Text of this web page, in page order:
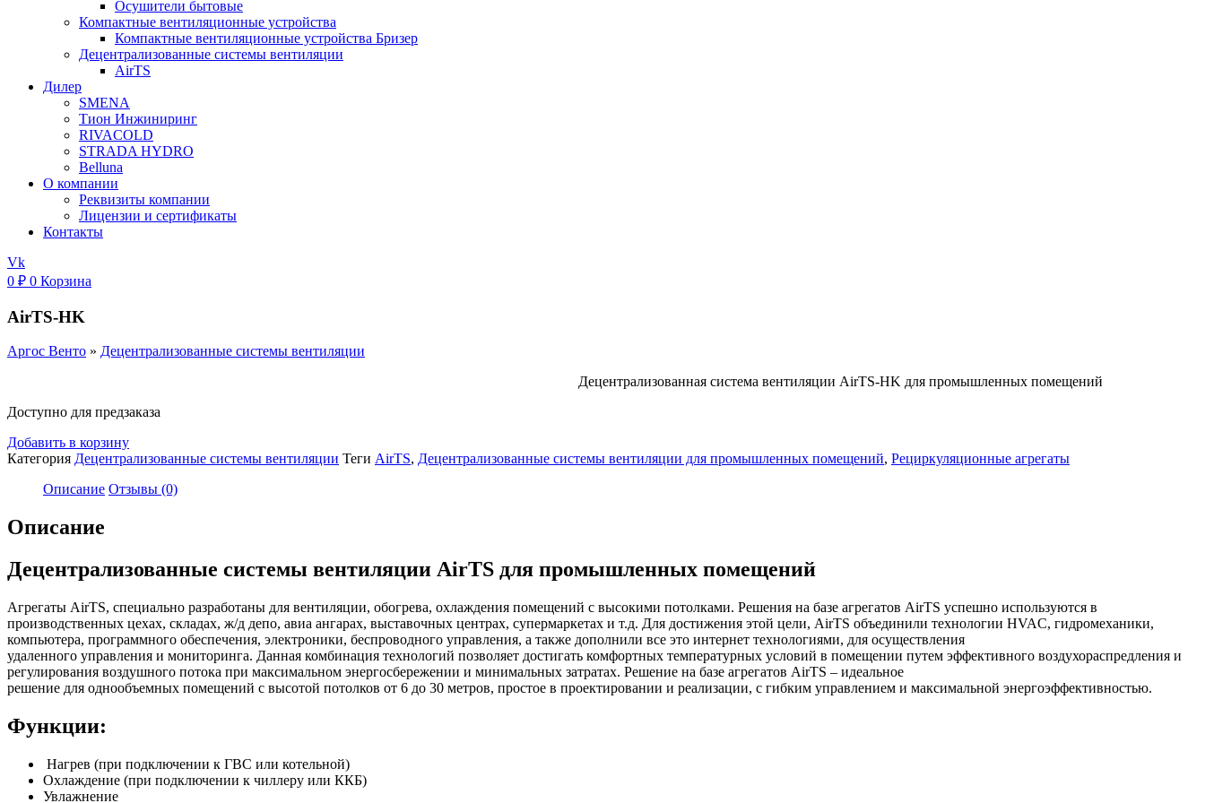
Осушители бытовые
Компактные вентиляционные устройства
Компактные вентиляционные устройства Бризер
Децентрализованные системы вентиляции
AirTS
Дилер
SMENA
Тион Инжиниринг
RIVACOLD
STRADA HYDRO
Belluna
О компании
Реквизиты компании
Лицензии и сертификаты
Контакты
Vk
0 ₽ 0 Корзина
AirTS-HK
Аргос Венто » Децентрализованные системы вентиляции
Децентрализованная система вентиляции AirTS-HK для промышленных помещений
Доступно для предзаказа
Добавить в корзину
Категория Децентрализованные системы вентиляции Теги AirTS, Децентрализованные системы вентиляции для промышленных помещений, Рециркуляционные агрегаты
Описание Отзывы (0)
Описание
Децентрализованные системы вентиляции AirTS для промышленных помещений
Агрегаты AirTS, специально разработаны для вентиляции, обогрева, охлаждения помещений с высокими потолками. Решения на базе агрегатов AirTS успешно используются в
производственных цехах, складах, ж/д депо, авиа ангарах, выставочных центрах, супермаркетах и т.д. Для достижения этой цели, AirTS объединили технологии HVAC, гидромеханики,
компьютера, программного обеспечения, электроники, беспроводного управления, а также дополнили все это интернет технологиями, для осуществления
удаленного управления и мониторинга. Данная комбинация технологий позволяет достигать комфортных температурных условий в помещении путем эффективного воздухораспредления и
регулирования воздушного потока при максимальном энергосбережении и минимальных затратах. Решение на базе агрегатов AirTS – идеальное
решение для однообъемных помещений с высотой потолков от 6 до 30 метров, простое в проектировании и реализации, с гибким управлением и максимальной энергоэффективностью.
Функции:
Нагрев (при подключении к ГВС или котельной)
Охлаждение (при подключении к чиллеру или ККБ)
Увлажнение